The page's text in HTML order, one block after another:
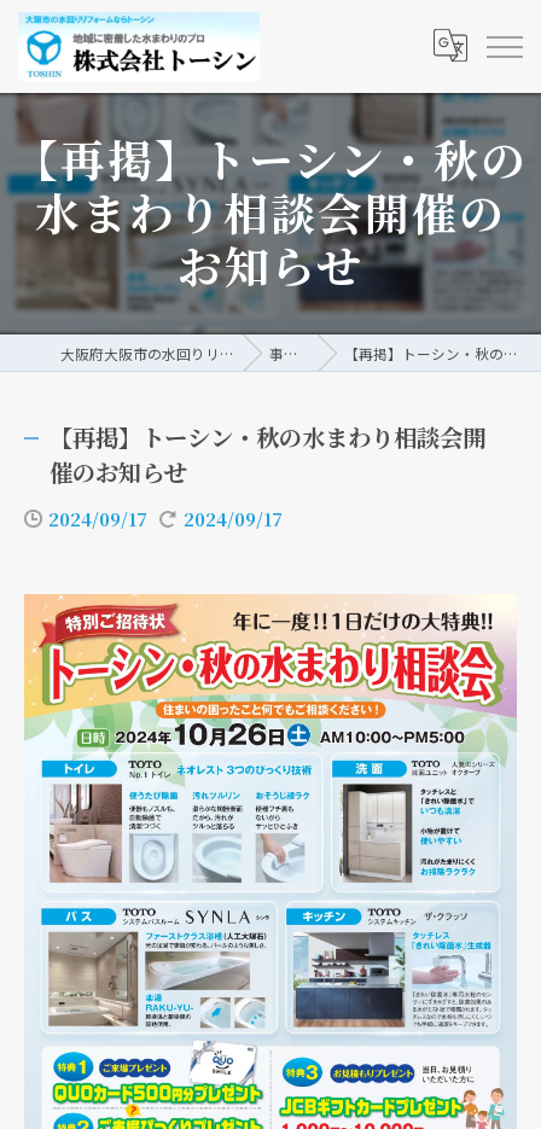
【再掲】トーシン・秋の
水まわり相談会開催の
お知らせ
大阪府大阪市の水回りリフォームなら株式会社トーシン 事例/ブログ 【再掲】トーシン・秋の水まわり相談会開催のお知らせ
【再掲】トーシン・秋の水まわり相談会開
催のお知らせ
2024/09/17 2024/09/17